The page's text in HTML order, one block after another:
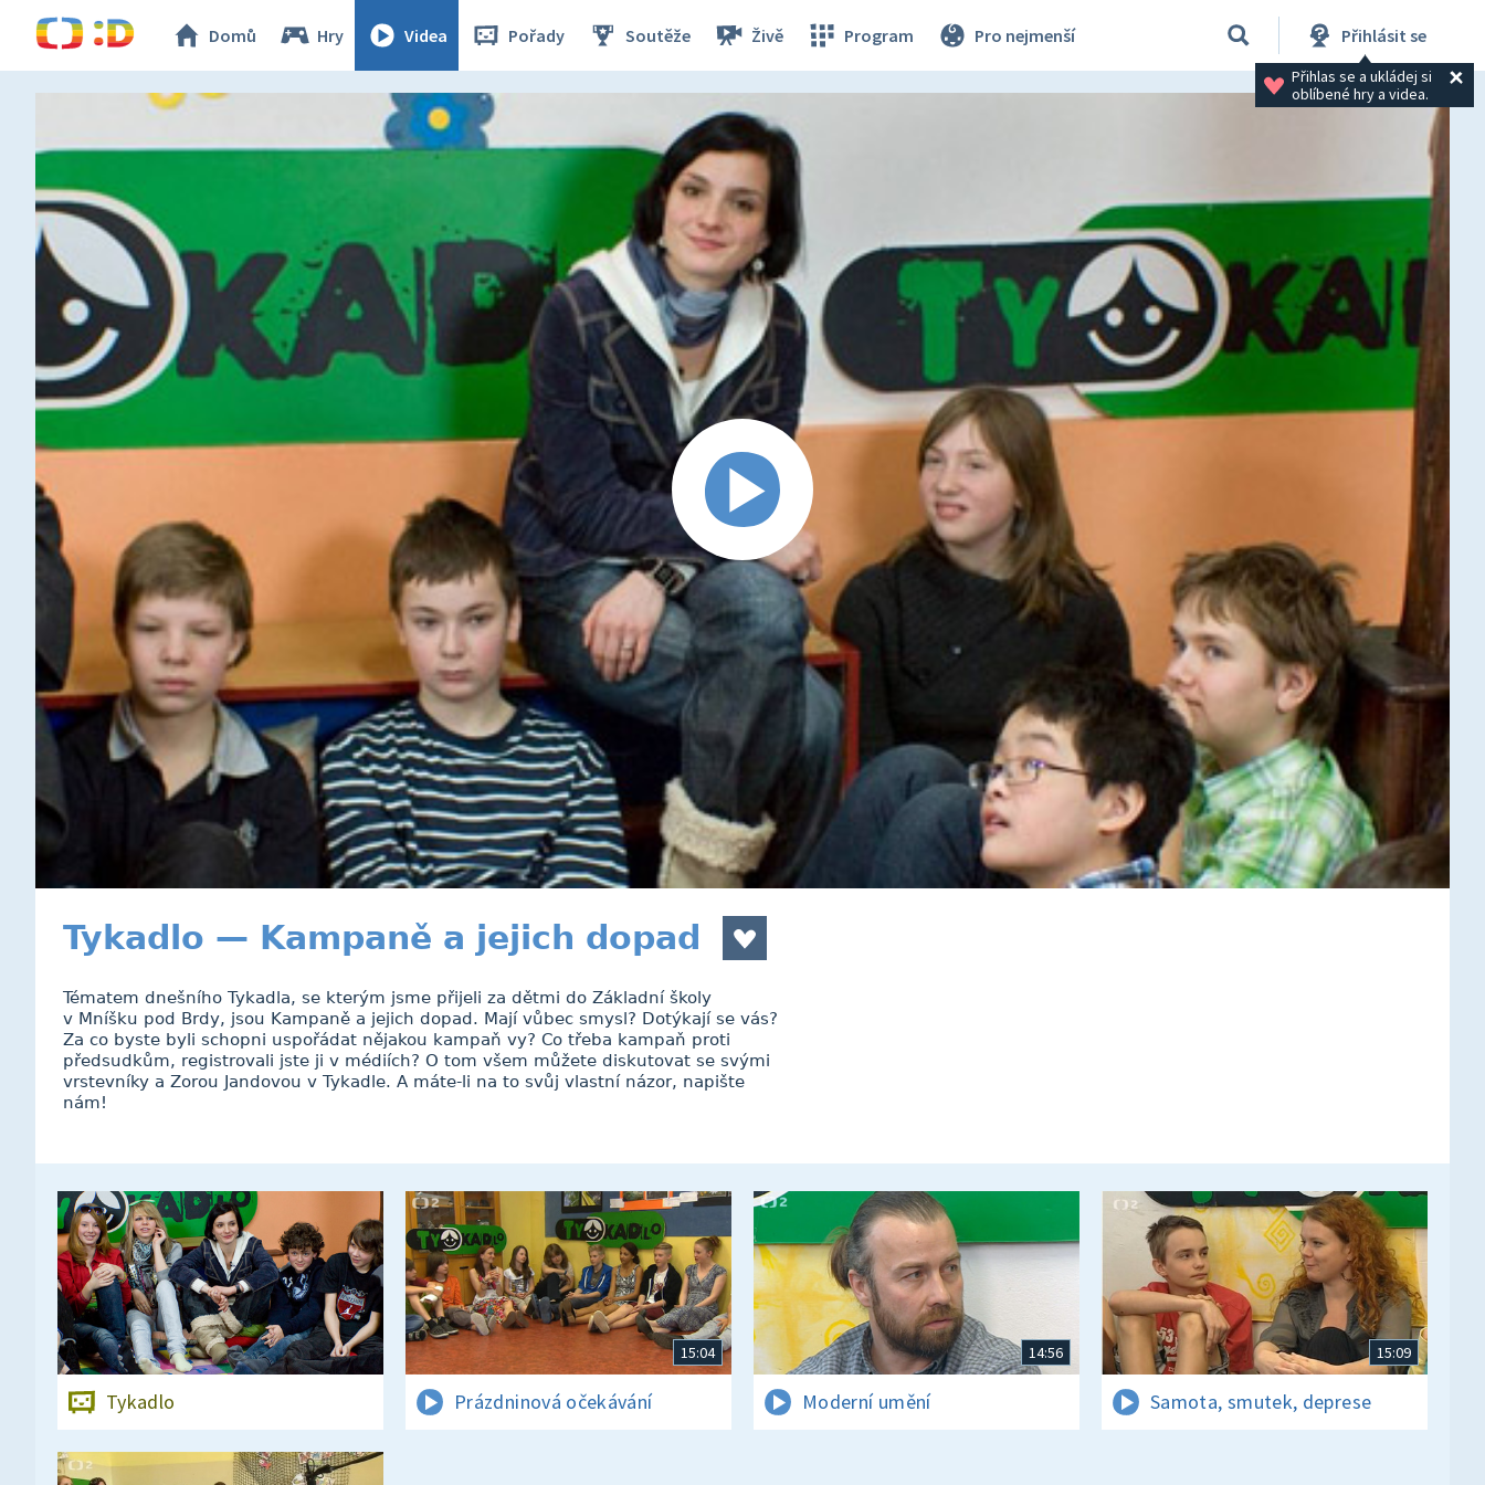
Domů Hry Videa Pořady Soutěže Živě Program Pro nejmenší Přihlásit se
Přihlas se a ukládej si
oblíbené hry a videa.
Tykadlo — Kampaně a jejich dopad
Tématem dnešního Tykadla, se kterým jsme přijeli za dětmi do Základní školy
v Mníšku pod Brdy, jsou Kampaně a jejich dopad. Mají vůbec smysl? Dotýkají se vás?
Za co byste byli schopni uspořádat nějakou kampaň vy? Co třeba kampaň proti
předsudkům, registrovali jste ji v médiích? O tom všem můžete diskutovat se svými
vrstevníky a Zorou Jandovou v Tykadle. A máte-li na to svůj vlastní názor, napište
nám!
Tykadlo
15:04
Prázdninová očekávání
14:56
Moderní umění
15:09
Samota, smutek, deprese